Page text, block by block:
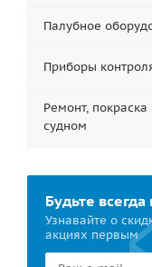
Палубное
Приборы
Ремонт, покраска
судном
Будьте всегда
Узнавайте о
акциях первым